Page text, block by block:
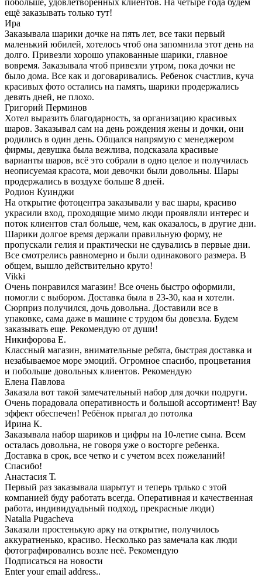
ещё заказывать только тут!
Ира
Заказывала шарики дочке на пять лет, все таки первый
маленький юбилей, хотелось чтоб она запомнила этот день на
долго. Привезли хорошо упакованные шарики, главное
вовремя. Заказывала чтоб привезли утром, пока дочки не
было дома. Все как и договаривались. Ребенок счастлив, куча
красивых фото остались на память, шарики продержались
девять дней, не плохо.
Григорий Перминов
Хотел выразить благодарность, за организацию красивых
шаров. Заказывал сам на день рождения жены и дочки, они
родились в один день. Общался напрямую с менеджером
фирмы, девушка была вежлива, подсказала красивые
варианты шаров, всё это собрали в одно целое и получилась
неописуемая красота, мои девочки были довольны. Шары
продержались в воздухе больше 8 дней.
Родион Куинджи
На открытие фотоцентра заказывали у вас шары, красиво
украсили вход, проходящие мимо люди проявляли интерес и
поток клиентов стал больше, чем, как оказалось, в другие дни.
Шарики долгое время держали правильную форму, не
пропускали гелия и практически не сдувались в первые дни.
Все смотрелись равномерно и были одинакового размера. В
общем, вышло действительно круто!
Vikki
Очень понравился магазин! Все очень быстро оформили,
помогли с выбором. Доставка была в 23-30, каа и хотели.
Сюрприз получился, дочь довольна. Доставили все в
упаковке, сама даже в машине с трудом бы довезла. Будем
заказывать еще. Рекомендую от души!
Никифорова Е.
Классный магазин, внимательные ребята, быстрая доставка и
незабываемое море эмоций. Огромное спасибо, процветания
и побольше довольных клиентов. Рекомендую
Елена Павлова
Заказала вот такой замечательный набор для дочки подруги.
Очень порадовала оперативность и большой ассортимент! Вау
эффект обеспечен! Ребёнок прыгал до потолка
Ирина К.
Заказывала набор шариков и цифры на 10-летие сына. Всем
осталась довольна, не говоря уже о восторге ребенка.
Доставка в срок, все четко и с учетом всех пожеланий!
Спасибо!
Анастасия Т.
Первый раз заказывала шарытут и теперь трлько с этой
компанией буду работать всегда. Оперативная и качественная
работа, индивидуадьный подход, прекрасные люди)
Natalia Pugacheva
Заказали простенькую арку на открытие, получилось
аккуратненько, красиво. Несколько раз замечала как люди
фотографировались возле неё. Рекомендую
Подписаться на новости
Enter your email address..